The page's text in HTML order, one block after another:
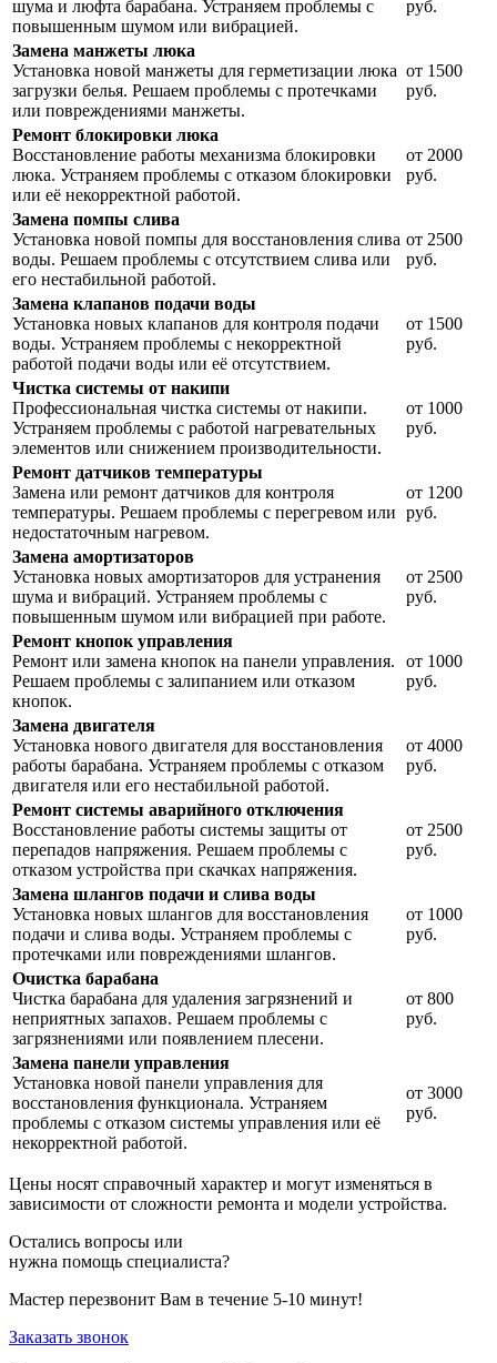
шума и люфта барабана. Устраняем проблемы с
повышенным шумом или вибрацией.
руб.
Замена манжеты люка
Установка новой манжеты для герметизации люка
загрузки белья. Решаем проблемы с протечками
или повреждениями манжеты.
от 1500
руб.
Ремонт блокировки люка
Восстановление работы механизма блокировки
люка. Устраняем проблемы с отказом блокировки
или её некорректной работой.
от 2000
руб.
Замена помпы слива
Установка новой помпы для восстановления слива
воды. Решаем проблемы с отсутствием слива или
его нестабильной работой.
от 2500
руб.
Замена клапанов подачи воды
Установка новых клапанов для контроля подачи
воды. Устраняем проблемы с некорректной
работой подачи воды или её отсутствием.
от 1500
руб.
Чистка системы от накипи
Профессиональная чистка системы от накипи.
Устраняем проблемы с работой нагревательных
элементов или снижением производительности.
от 1000
руб.
Ремонт датчиков температуры
Замена или ремонт датчиков для контроля
температуры. Решаем проблемы с перегревом или
недостаточным нагревом.
от 1200
руб.
Замена амортизаторов
Установка новых амортизаторов для устранения
шума и вибраций. Устраняем проблемы с
повышенным шумом или вибрацией при работе.
от 2500
руб.
Ремонт кнопок управления
Ремонт или замена кнопок на панели управления.
Решаем проблемы с залипанием или отказом
кнопок.
от 1000
руб.
Замена двигателя
Установка нового двигателя для восстановления
работы барабана. Устраняем проблемы с отказом
двигателя или его нестабильной работой.
от 4000
руб.
Ремонт системы аварийного отключения
Восстановление работы системы защиты от
перепадов напряжения. Решаем проблемы с
отказом устройства при скачках напряжения.
от 2500
руб.
Замена шлангов подачи и слива воды
Установка новых шлангов для восстановления
подачи и слива воды. Устраняем проблемы с
протечками или повреждениями шлангов.
от 1000
руб.
Очистка барабана
Чистка барабана для удаления загрязнений и
неприятных запахов. Решаем проблемы с
загрязнениями или появлением плесени.
от 800
руб.
Замена панели управления
Установка новой панели управления для
восстановления функционала. Устраняем
проблемы с отказом системы управления или её
некорректной работой.
от 3000
руб.
Цены носят справочный характер и могут изменяться в
зависимости от сложности ремонта и модели устройства.
Остались вопросы или
нужна помощь специалиста?
Мастер перезвонит Вам в течение 5-10 минут!
Заказать звонок